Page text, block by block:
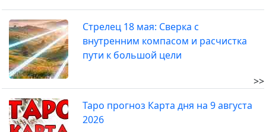
Стрелец 18 мая: Сверка с
внутренним компасом и расчистка
пути к большой цели
>>
Таро прогноз Карта дня на 9 августа
2026